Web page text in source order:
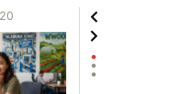
20.07.2026 12:06